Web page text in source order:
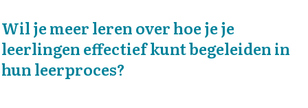
Wil je meer leren over hoe je je
leerlingen effectief kunt begeleiden in
hun leerproces?